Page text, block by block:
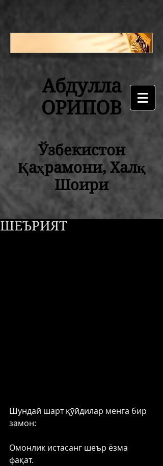
Абдулла
ОРИПОВ
Ўзбекистон
Қаҳрамони, Халқ
Шоири
ШЕЪРИЯТ
Шундай шарт қўйдилар менга бир
замон:
Омонлик истасанг шеър ёзма
фақат.